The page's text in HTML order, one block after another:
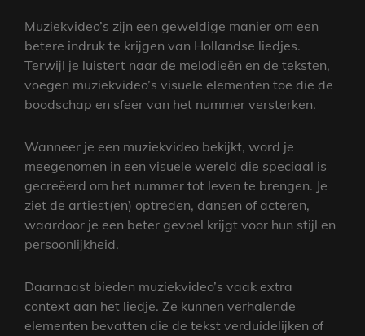
Muziekvideo’s zijn een geweldige manier om een
betere indruk te krijgen van Hollandse liedjes.
Terwijl je luistert naar de melodieën en de teksten,
voegen muziekvideo’s visuele elementen toe die de
boodschap en sfeer van het nummer versterken.
Wanneer je een muziekvideo bekijkt, word je
meegenomen in een visuele wereld die speciaal is
gecreëerd om het nummer tot leven te brengen. Je
ziet de artiest(en) optreden, dansen of acteren,
waardoor je een beter gevoel krijgt voor hun stijl en
persoonlijkheid.
Daarnaast bieden muziekvideo’s vaak extra
context aan het liedje. Ze kunnen verhalende
elementen bevatten die de tekst verduidelijken of